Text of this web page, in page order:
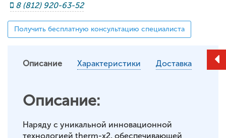
8 (812) 920-63-52
Получить бесплатную консультацию специалиста
Описание Характеристики Доставка
Описание:
Наряду с уникальной инновационной
технологией therm-x2, обеспечивающей